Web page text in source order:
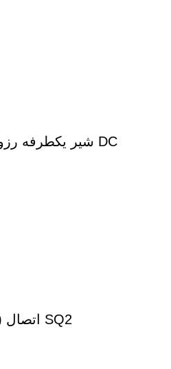
شیر یکطرفه رزوه ای و شیلنگ خور مدل DC
اتصال ( فیتینگ ) پلاستیکی مدل SQ2